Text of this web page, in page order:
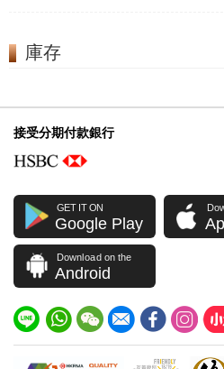
庫存
接受分期付款銀行
GET IT ON
Google Play
Download on the
Android